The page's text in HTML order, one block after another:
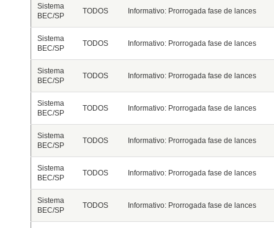
Sistema
BEC/SP
TODOS Informativo: Prorrogada fase de lances
Sistema
BEC/SP
TODOS Informativo: Prorrogada fase de lances
Sistema
BEC/SP
TODOS Informativo: Prorrogada fase de lances
Sistema
BEC/SP
TODOS Informativo: Prorrogada fase de lances
Sistema
BEC/SP
TODOS Informativo: Prorrogada fase de lances
Sistema
BEC/SP
TODOS Informativo: Prorrogada fase de lances
Sistema
BEC/SP
TODOS Informativo: Prorrogada fase de lances